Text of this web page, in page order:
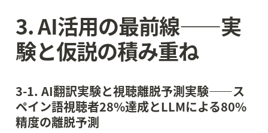
3. AI活用の最前線——実
験と仮説の積み重ね
3-1. AI翻訳実験と視聴離脱予測実験——ス
ペイン語視聴者28%達成とLLMによる80%
精度の離脱予測